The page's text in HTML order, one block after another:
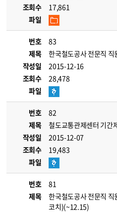
조회수
17,861
파일
번호
83
제목
한국철도공사 전문직
작성일
2015-12-16
조회수
28,478
파일
번호
82
제목
철도교통관제센터 기간
작성일
2015-12-07
조회수
19,483
파일
번호
81
제목
한국철도공사 전문직
코치)(~12.15)